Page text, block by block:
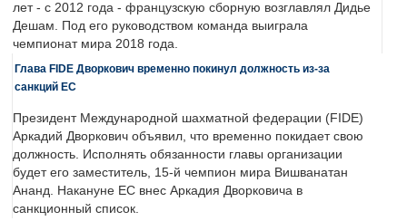
лет - с 2012 года - французскую сборную возглавлял Дидье
Дешам. Под его руководством команда выиграла
чемпионат мира 2018 года.
Глава FIDE Дворкович временно покинул должность из-за
санкций ЕС
Президент Международной шахматной федерации (FIDE)
Аркадий Дворкович объявил, что временно покидает свою
должность. Исполнять обязанности главы организации
будет его заместитель, 15-й чемпион мира Вишванатан
Ананд. Накануне ЕС внес Аркадия Дворковича в
санкционный список.